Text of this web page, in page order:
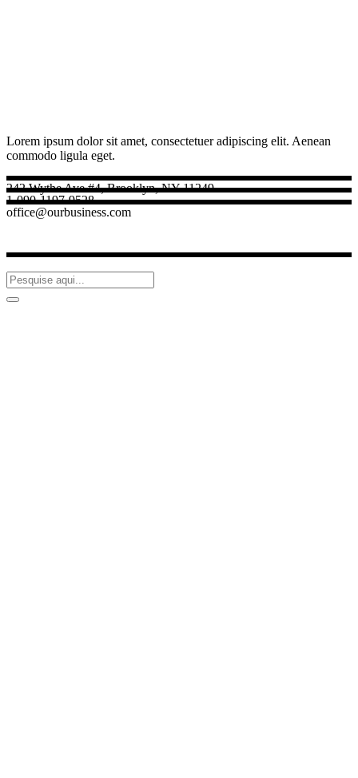
Lorem ipsum dolor sit amet, consectetuer adipiscing elit. Aenean
commodo ligula eget.
242 Wythe Ave #4, Brooklyn, NY 11249
1-090-1197-9528
office@ourbusiness.com